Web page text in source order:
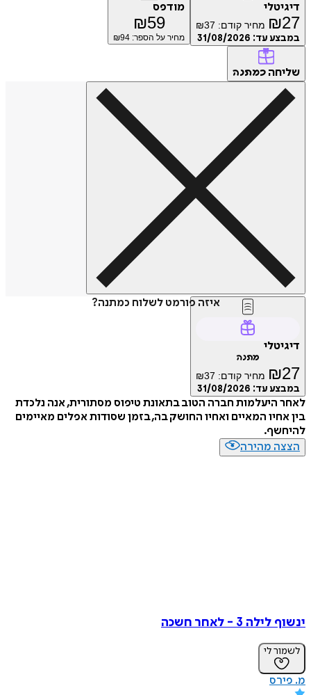
דיגיטלי
₪27 מחיר קודם: ₪37
במבצע עד: 31/08/2026
מודפס
₪59
מחיר על הספר: ₪ 94
שליחה כמתנה
איזה פורמט לשלוח כמתנה?
דיגיטלי
מתנה
₪27 מחיר קודם: ₪37
במבצע עד: 31/08/2026
לאחר היעלמות חברה הטוב בתאונת טיפוס מסתורית, אנה נלכדת
בין אחיו המאיים ואחיו החושק בה, בזמן שסודות אפלים מאיימים
להיחשף.
הצצה מהירה
ינשוף לילה 3 - לאחר חשכה
לשמור לי
מ. פירס